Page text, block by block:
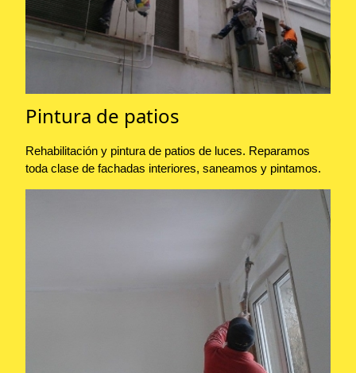
Pintura de patios
Rehabilitación y pintura de patios de luces. Reparamos
toda clase de fachadas interiores, saneamos y pintamos.